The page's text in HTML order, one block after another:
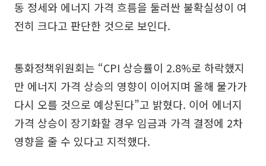
동 정세와 에너지 가격 흐름을 둘러싼 불확실성이 여
전히 크다고 판단한 것으로 보인다.
통화정책위원회는 “CPI 상승률이 2.8%로 하락했지
만 에너지 가격 상승의 영향이 이어지며 올해 물가가
다시 오를 것으로 예상된다”고 밝혔다. 이어 에너지
가격 상승이 장기화할 경우 임금과 가격 결정에 2차
영향을 줄 수 있다고 지적했다.